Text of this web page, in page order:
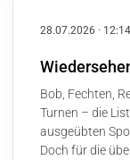
28.07.2026 · 12:14
Bob, Fechten,
Turnen – die
ausgeübten
Doch für die